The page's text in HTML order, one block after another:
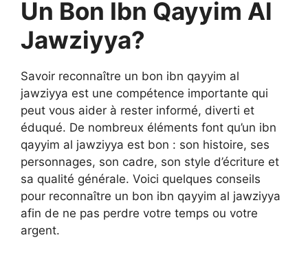
Un Bon Ibn Qayyim Al
Jawziyya?
Savoir reconnaître un bon ibn qayyim al
jawziyya est une compétence importante qui
peut vous aider à rester informé, diverti et
éduqué. De nombreux éléments font qu’un ibn
qayyim al jawziyya est bon : son histoire, ses
personnages, son cadre, son style d’écriture et
sa qualité générale. Voici quelques conseils
pour reconnaître un bon ibn qayyim al jawziyya
afin de ne pas perdre votre temps ou votre
argent.